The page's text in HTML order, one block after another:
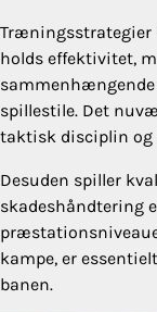
Træningsstrategier
holds effektivitet,
sammenhængende
spillestile. Det
taktisk disciplin og
Desuden spiller
skadeshåndtering
kampe, er
banen.